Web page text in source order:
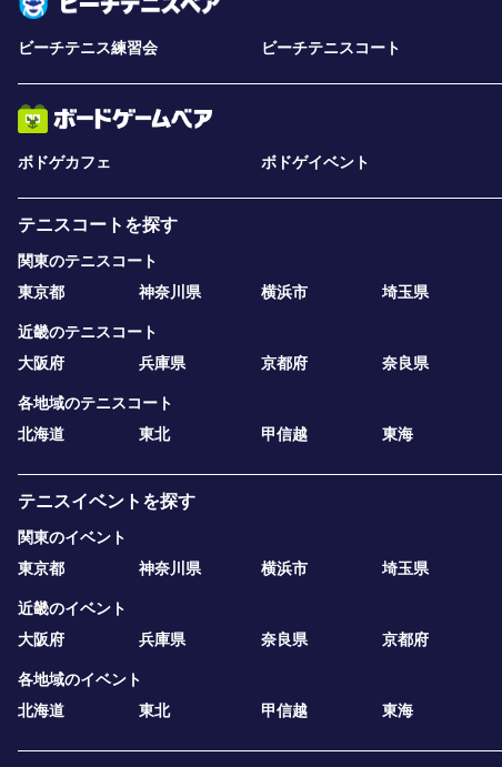
ビーチテニス練習会 ビーチテニスコート
ボドゲカフェ ボドゲイベント
テニスコートを探す
関東のテニスコート
東京都
神奈川県 横浜市 埼玉県
近畿のテニスコート
大阪府
兵庫県 京都府 奈良県
各地域のテニスコート
北海道
東北 甲信越 東海
テニスイベントを探す
関東のイベント
東京都
神奈川県 横浜市 埼玉県
近畿のイベント
大阪府
兵庫県 奈良県 京都府
各地域のイベント
北海道
東北 甲信越 東海